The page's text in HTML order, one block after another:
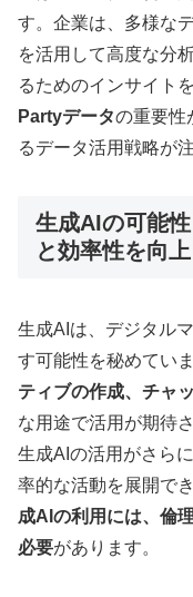
す。企業は、多様な
を活用して高度な分
るためのインサイト
Partyデータの重要性
るデータ活用戦略が
生成AIの可能
と効率性を向上
生成AIは、デジタル
す可能性を秘めていま
ティブの作成、チャ
な用途で活用が期待
生成AIの活用がさら
率的な活動を展開で
成AIの利用には、倫
必要があります。